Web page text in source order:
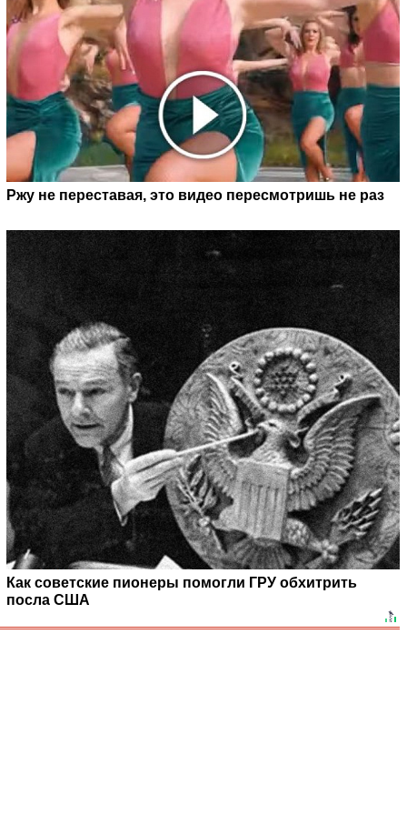
Ржу не переставая, это видео пересмотришь не раз
Как советские пионеры помогли ГРУ обхитрить
посла США